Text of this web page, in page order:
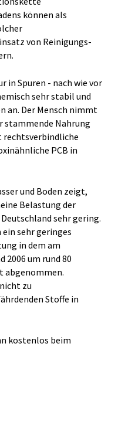
können als
von Reinigungs-
in Spuren - nach wie vor
sehr stabil und
an. Der Mensch nimmt
stammende Nahrung
rechtsverbindliche
PCB in
und Boden zeigt,
Belastung der
sehr gering.
sehr geringes
in dem am
um rund 80
abgenommen.
zu
Stoffe in
kostenlos beim